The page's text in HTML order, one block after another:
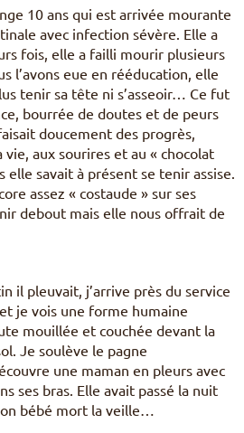
10 ans qui est arrivée mourante
avec infection sévère. Elle a
fois, elle a failli mourir plusieurs
l’avons eue en rééducation, elle
tenir sa tête ni s’asseoir… Ce fut
bourrée de doutes et de peurs
doucement des progrès,
aux sourires et au « chocolat
savait à présent se tenir assise.
assez « costaude » sur ses
debout mais elle nous offrait de
il pleuvait, j’arrive près du service
je vois une forme humaine
mouillée et couchée devant la
Je soulève le pagne
une maman en pleurs avec
ses bras. Elle avait passé la nuit
bébé mort la veille…